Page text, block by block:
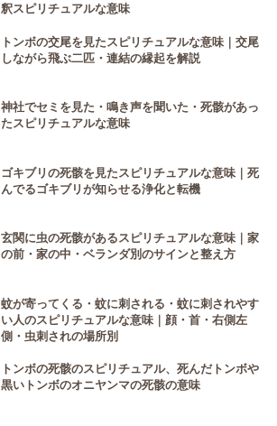
釈スピリチュアルな意味
トンボの交尾を見たスピリチュアルな意味｜交尾
しながら飛ぶ二匹・連結の縁起を解説
神社でセミを見た・鳴き声を聞いた・死骸があっ
たスピリチュアルな意味
ゴキブリの死骸を見たスピリチュアルな意味｜死
んでるゴキブリが知らせる浄化と転機
玄関に虫の死骸があるスピリチュアルな意味｜家
の前・家の中・ベランダ別のサインと整え方
蚊が寄ってくる・蚊に刺される・蚊に刺されやす
い人のスピリチュアルな意味｜顔・首・右側左
側・虫刺されの場所別
トンボの死骸のスピリチュアル、死んだトンボや
黒いトンボのオニヤンマの死骸の意味